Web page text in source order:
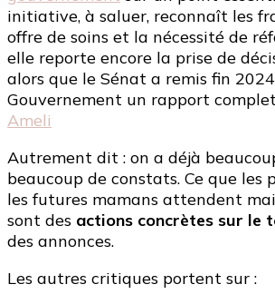
initiative, à saluer, reconnaît les
offre de soins et la nécessité de
elle reporte encore la prise de
alors que le Sénat a remis fin
Gouvernement un rapport
Ameli
Autrement dit : on a déjà
beaucoup de constats. Ce que les
les futures mamans attendent
sont des actions concrètes sur le
des annonces.
Les autres critiques portent sur :